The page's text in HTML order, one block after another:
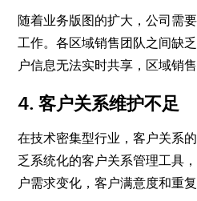
随着业务版图的扩大，公司需
工作。各区域销售团队之间缺
户信息无法实时共享，区域销
4. 客户关系维护不足
在技术密集型行业，客户关系
乏系统化的客户关系管理工具
户需求变化，客户满意度和重